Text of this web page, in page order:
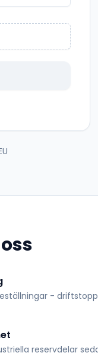
- driftstopp
reservdelar